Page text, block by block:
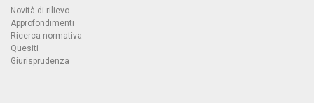
Novità di rilievo
Approfondimenti
Ricerca normativa
Quesiti
Giurisprudenza